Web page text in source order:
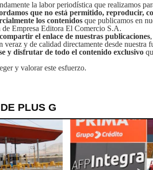
la labor periodística que realizamos
que no está permitido, reproducir,
los contenidos que publicamos en
Empresa Editora El Comercio S.A.
el enlace de nuestras publicaciones
veraz y de calidad directamente desde nuestra
y disfrutar de todo el contenido exclusivo
y valorar este esfuerzo.
PLUS G